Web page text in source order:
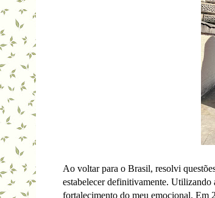
Ao voltar para o Brasil, resolvi
estabelecer definitivamente. Utilizando
fortalecimento do meu emocional. Em